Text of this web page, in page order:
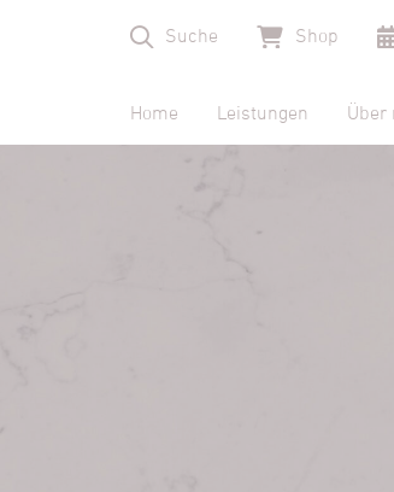
Suche Shop
Home Leistungen Über